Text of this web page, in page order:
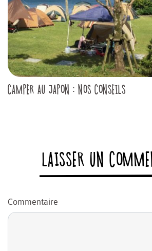
CAMPER AU JAPON : NOS CONSEILS
LAISSER UN
Commentaire